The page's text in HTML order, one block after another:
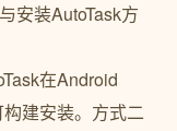
安装AutoTask方
在Android
建安装。方式二